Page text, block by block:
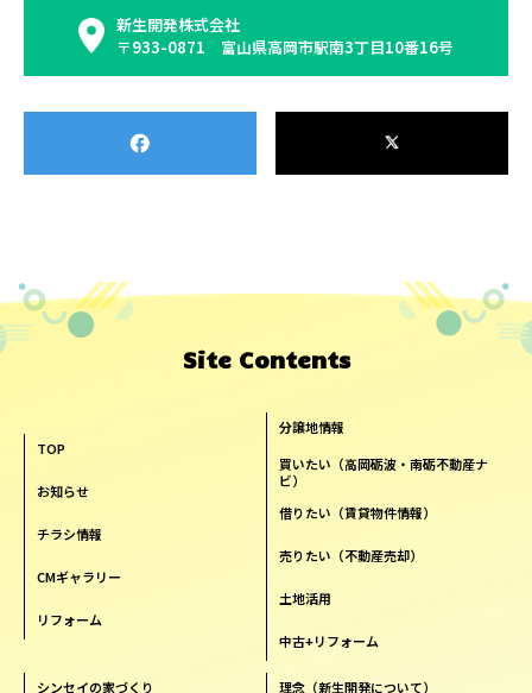
新生開発株式会社
〒933-0871 富山県高岡市駅南3丁目10番16号
Site Contents
TOP
お知らせ
チラシ情報
CMギャラリー
リフォーム
分譲地情報
買いたい（高岡砺波・南砺不動産ナ
ビ）
借りたい（賃貸物件情報）
売りたい（不動産売却）
土地活用
中古+リフォーム
シンセイの家づくり 理念（新生開発について）